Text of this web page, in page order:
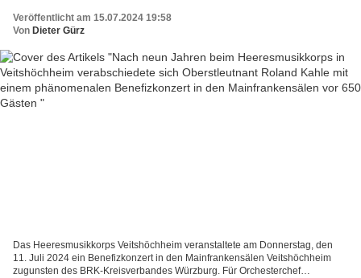
Mainfrankensälen vor 650 Gästen
Veröffentlicht am 15.07.2024 19:58
Von Dieter Gürz
Das Heeresmusikkorps Veitshöchheim veranstaltete am Donnerstag, den
11. Juli 2024 ein Benefizkonzert in den Mainfrankensälen Veitshöchheim
zugunsten des BRK-Kreisverbandes Würzburg. Für Orchesterchef